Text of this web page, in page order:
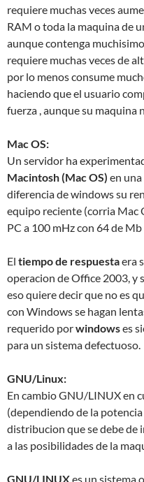
requiere muchas veces
RAM o toda la maquina de
aunque contenga
requiere muchas veces de
por lo menos consume
haciendo que el usuario
fuerza , aunque su
Mac OS:
Un servidor ha
Macintosh (Mac OS) en
diferencia de windows su
equipo reciente (corria Mac
PC a 100 mHz con 64 de Mb
El tiempo de respuestaera
operacion de Office 2003, y
eso quiere decir que no es
con Windows se hagan
requerido porwindowses
para un sistema defectuoso.
GNU/Linux:
En cambio GNU/LINUX en
(dependiendo de la
distribucion que se debe de
a las posibilidades de la
GNU/LINUXes un sistema